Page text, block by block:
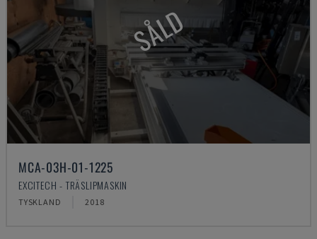
SÅLD
MCA-03H-01-1225
EXCITECH - TRÄSLIPMASKIN
TYSKLAND 2018